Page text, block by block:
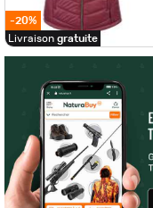
-20%
Livraison gratuite